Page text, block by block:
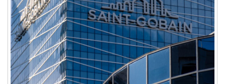
Descriptions
descriptions off, selected
Subtitles
subtitles settings, opens subtitles
settings dialog
subtitles off, selected
Audio Track